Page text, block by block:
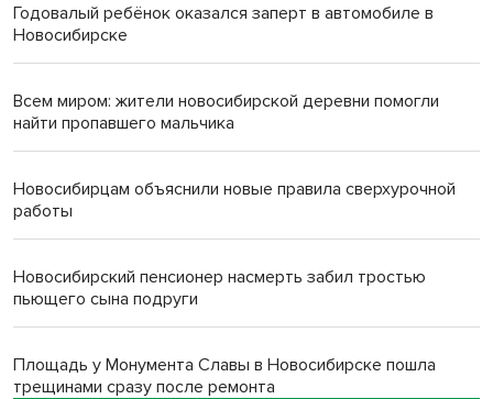
Годовалый ребёнок оказался заперт в автомобиле в
Новосибирске
Всем миром: жители новосибирской деревни помогли
найти пропавшего мальчика
Новосибирцам объяснили новые правила сверхурочной
работы
Новосибирский пенсионер насмерть забил тростью
пьющего сына подруги
Площадь у Монумента Славы в Новосибирске пошла
трещинами сразу после ремонта